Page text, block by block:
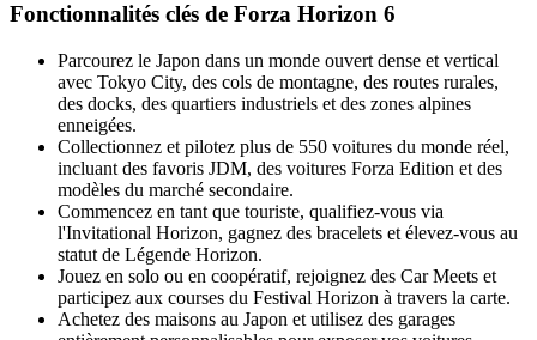
Fonctionnalités clés de Forza Horizon 6
Parcourez le Japon dans un monde ouvert dense et vertical
avec Tokyo City, des cols de montagne, des routes rurales,
des docks, des quartiers industriels et des zones alpines
enneigées.
Collectionnez et pilotez plus de 550 voitures du monde réel,
incluant des favoris JDM, des voitures Forza Edition et des
modèles du marché secondaire.
Commencez en tant que touriste, qualifiez-vous via
l'Invitational Horizon, gagnez des bracelets et élevez-vous au
statut de Légende Horizon.
Jouez en solo ou en coopératif, rejoignez des Car Meets et
participez aux courses du Festival Horizon à travers la carte.
Achetez des maisons au Japon et utilisez des garages